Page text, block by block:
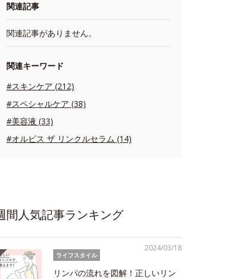
関連記事
関連記事がありません。
関連キーワード
#スキンケア (212)
#スペシャルケア (38)
#美容液 (33)
#オルビス ザ リンクルセラム (14)
間人気記事ランキング
2024/03/18
ライフスタイル
リンパの流れを図解！正しいリン